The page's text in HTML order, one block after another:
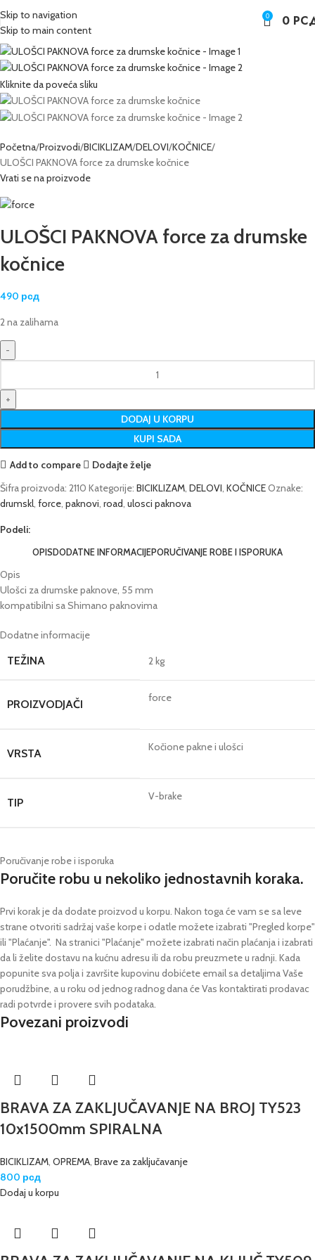
Skip to navigation
Skip to main content
0 0
Kliknite da poveća sliku
Početna Proizvodi BICIKLIZAM DELOVI KOČNICE
ULOŠCI PAKNOVA force za drumske kočnice
Vrati se na proizvode
ULOŠCI PAKNOVA force za drumske
kočnice
490 рсд
2 na zalihama
DODAJ U KORPU
KUPI SADA
Add to compare
Dodajte želje
Šifra proizvoda: 2110 Kategorije: BICIKLIZAM, DELOVI, KOČNICEOznake:
drumskl, force, paknovi, road, ulosci paknova
Podeli:
OPISDODATNE INFORMACIJEPORUČIVANJE ROBE I ISPORUKA
Opis
Ulošci za drumske paknove, 55 mm
kompatibilni sa Shimano paknovima
Dodatne informacije
TEŽINA 2 kg
PROIZVODJAČI force
VRSTA Kočione pakne i ulošci
TIP V-brake
Poručivanje robe i isporuka
Poručite robu u nekoliko jednostavnih koraka.
Prvi korak je da dodate proizvod u korpu. Nakon toga će vam se sa leve
strane otvoriti sadržaj vaše korpe i odatle možete izabrati "Pregled korpe"
ili "Plaćanje". Na stranici "Plaćanje" možete izabrati način plaćanja i izabrati
da li želite dostavu na kućnu adresu ili da robu preuzmete u radnji. Kada
popunite sva polja i završite kupovinu dobićete email sa detaljima Vaše
porudžbine, a u roku od jednog radnog dana će Vas kontaktirati prodavac
radi potvrde i provere svih podataka.
Povezani proizvodi
BRAVA ZA ZAKLJUČAVANJE NA BROJ TY523
10x1500mm SPIRALNA
BICIKLIZAM, OPREMA, Brave za zaključavanje
800 рсд
Dodaj u korpu